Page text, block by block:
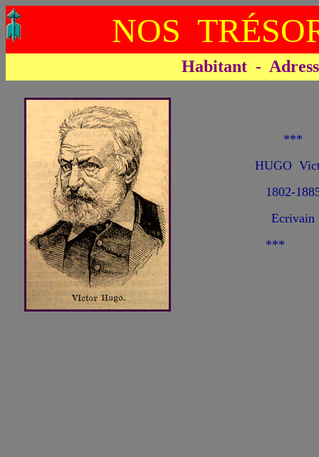
NOS
Habitant -
***
HUGO
1802-
Ecrivain
***